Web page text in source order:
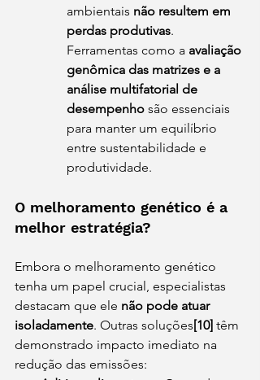
ambientais não resultem em
perdas produtivas.
Ferramentas como a avaliação
genômica das matrizes e a
análise multifatorial de
desempenho são essenciais
para manter um equilíbrio
entre sustentabilidade e
produtividade.
O melhoramento genético é a
melhor estratégia?
Embora o melhoramento genético
tenha um papel crucial, especialistas
destacam que ele não pode atuar
isoladamente. Outras soluções[10] têm
demonstrado impacto imediato na
redução das emissões: